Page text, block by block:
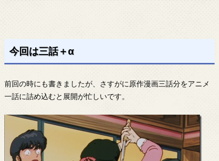
今回は三話＋α
前回の時にも書きましたが、さすがに原作漫画三話分をアニメ
一話に詰め込むと展開が忙しいです。